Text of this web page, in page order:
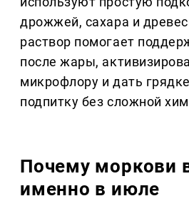
дрожжей, сахара и
раствор помогает
после жары,
микрофлору и дать
подпитку без сложной
Почему моркови
именно в июле